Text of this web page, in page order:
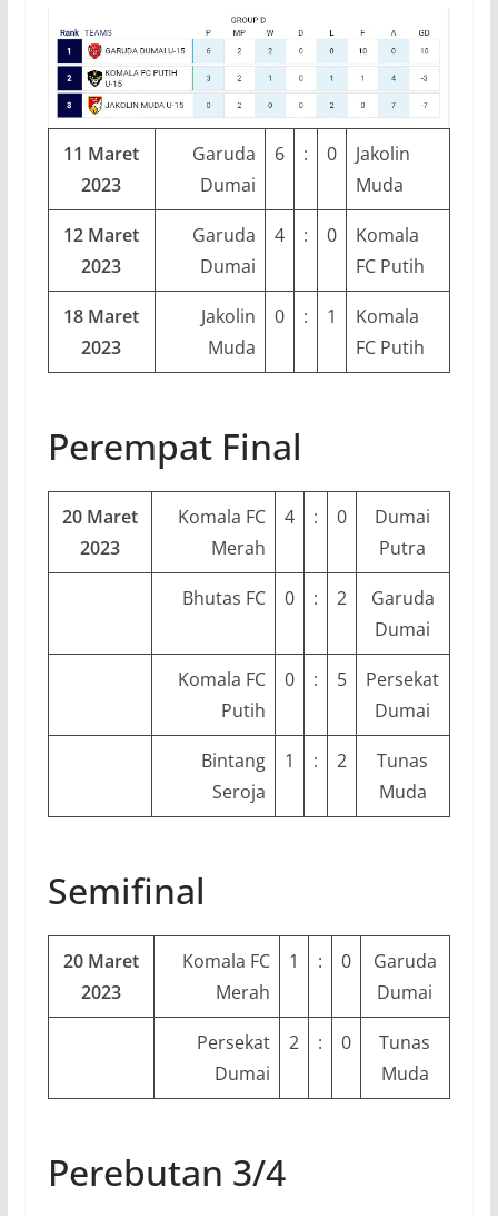
11 Maret
2023
Garuda
Dumai
6 : 0
Jakolin
Muda
12 Maret
2023
Garuda
Dumai
4 : 0
Komala
FC Putih
18 Maret
2023
Jakolin
Muda
0 : 1
Komala
FC Putih
Perempat Final
20 Maret
2023
Komala FC
Merah
4 : 0
Dumai
Putra
Bhutas FC 0 : 2
Garuda
Dumai
Komala FC
Putih
0 : 5
Persekat
Dumai
Bintang
Seroja
1 : 2
Tunas
Muda
Semifinal
20 Maret
2023
Komala FC
Merah
1 : 0
Garuda
Dumai
Persekat
Dumai
2 : 0
Tunas
Muda
Perebutan 3/4